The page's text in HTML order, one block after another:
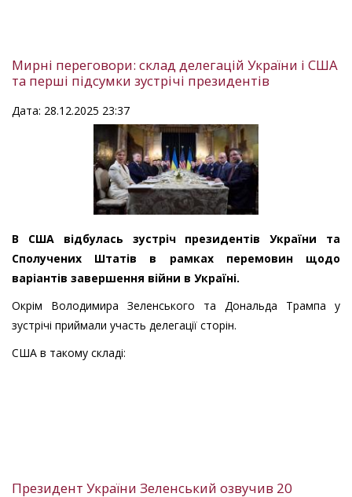
Мирні переговори: склад делегацій України і США
та перші підсумки зустрічі президентів
Дата: 28.12.2025 23:37
В США відбулась зустріч президентів України та
Сполучених Штатів в рамках перемовин щодо
варіантів завершення війни в Україні.
Окрім Володимира Зеленського та Дональда Трампа у
зустрічі приймали участь делегації сторін.
США в такому складі:
Президент України Зеленський озвучив 20